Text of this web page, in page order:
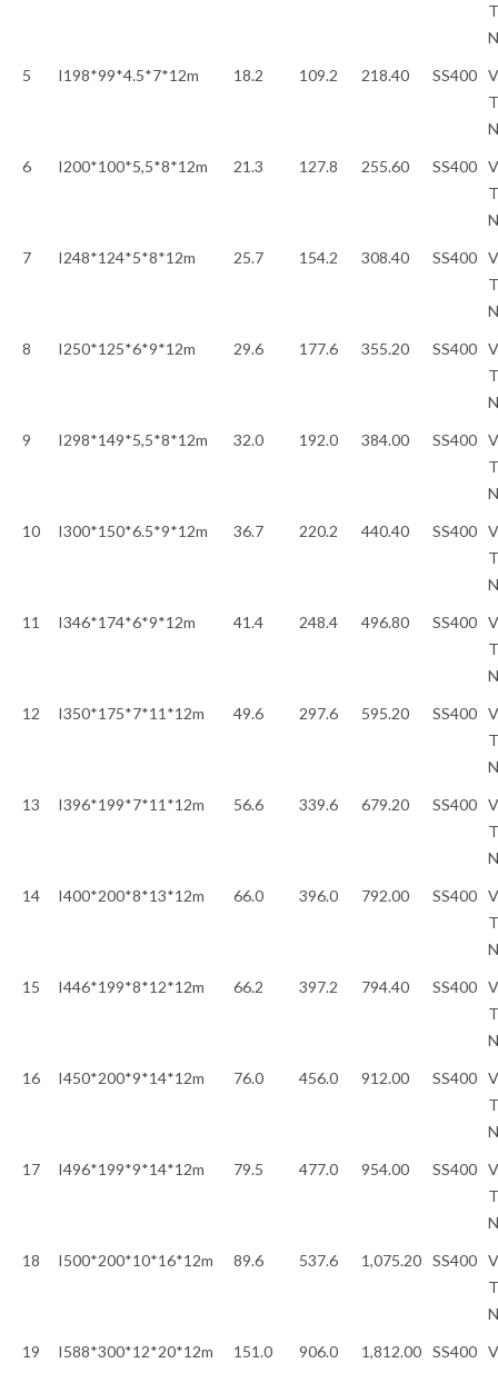
5
I198*99*4.5*7*12m 18.2 109.2 218.40 SS400
6
I200*100*5,5*8*12m 21.3 127.8 255.60 SS400
7
I248*124*5*8*12m 25.7 154.2 308.40 SS400
8
I250*125*6*9*12m 29.6 177.6 355.20 SS400
9
I298*149*5,5*8*12m 32.0 192.0 384.00 SS400
10
I300*150*6.5*9*12m 36.7 220.2 440.40 SS400
11
I346*174*6*9*12m 41.4 248.4 496.80 SS400
12
I350*175*7*11*12m 49.6 297.6 595.20 SS400
13
I396*199*7*11*12m 56.6 339.6 679.20 SS400
14
I400*200*8*13*12m 66.0 396.0 792.00 SS400
15
I446*199*8*12*12m 66.2 397.2 794.40 SS400
16
I450*200*9*14*12m 76.0 456.0 912.00 SS400
17
I496*199*9*14*12m 79.5 477.0 954.00 SS400
18
I500*200*10*16*12m 89.6 537.6 1,075.20 SS400
19
I588*300*12*20*12m 151.0 906.0 1,812.00 SS400